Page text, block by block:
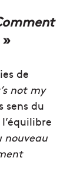
de
not my
du
nouveau